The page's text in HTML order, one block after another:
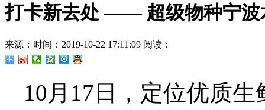
打卡新去处 —— 超级物种宁波
来源： 时间：2019-10-22 17:11:09 阅读：
10月17日，定位优质